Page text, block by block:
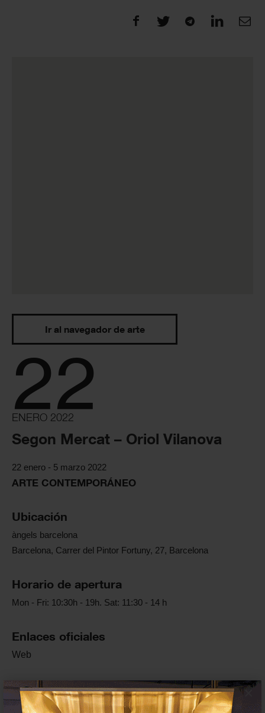
×
Ir al navegador de arte
22
ENERO 2022
Segon Mercat – Oriol Vilanova
22 enero - 5 marzo 2022
ARTE CONTEMPORÁNEO
Ubicación
àngels barcelona
Barcelona, Carrer del Pintor Fortuny, 27, Barcelona
Horario de apertura
Mon - Fri: 10:30h - 19h. Sat: 11:30 - 14 h
Enlaces oficiales
Web
Artista/s
Oriol Vilanova